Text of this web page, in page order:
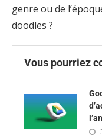
genre ou de
doodles ?
Vous pourriez